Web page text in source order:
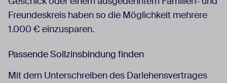
Freundeskreis haben so die Möglichkeit mehrere
1.000 € einzusparen.
Passende Sollzinsbindung finden
Mit dem Unterschreiben des Darlehensvertrages